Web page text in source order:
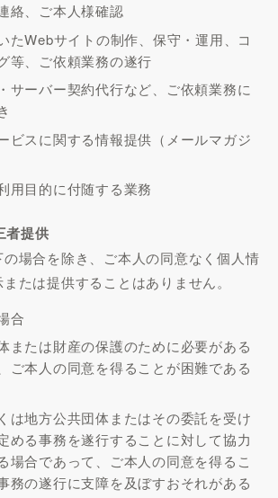
絡、ご本人様確認
たWebサイトの制作、保守・運用、コ
等、ご依頼業務の遂行
サーバー契約代行など、ご依頼業務に
ビスに関する情報提供（メールマガジ
用目的に付随する業務
者提供
場合を除き、ご本人の同意なく個人情
たは提供することはありません。
合
または財産の保護のために必要がある
ご本人の同意を得ることが困難である
は地方公共団体またはその委託を受け
める事務を遂行することに対して協力
場合であって、ご本人の同意を得るこ
務の遂行に支障を及ぼすおそれがある